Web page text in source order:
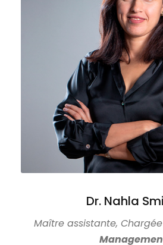
Dr. Nahla
Maître assistante, Chargée